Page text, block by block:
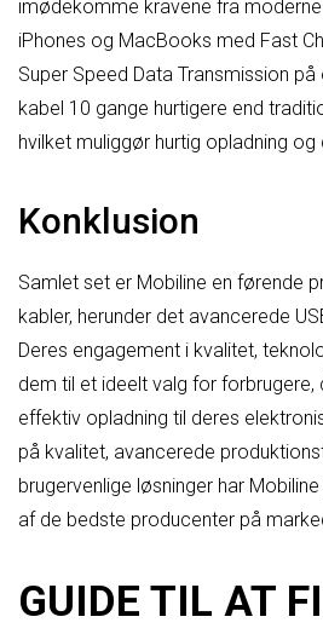
imødekomme kravene fra moderne
iPhones og MacBooks med Fast
Super Speed Data Transmission
kabel 10 gange hurtigere end
hvilket muliggør hurtig opladning
Konklusion
Samlet set er Mobiline en førende
kabler, herunder det avancerede
Deres engagement i kvalitet,
dem til et ideelt valg for forbrugere,
effektiv opladning til deres
på kvalitet, avancerede
brugervenlige løsninger har
af de bedste producenter på
GUIDE TIL AT